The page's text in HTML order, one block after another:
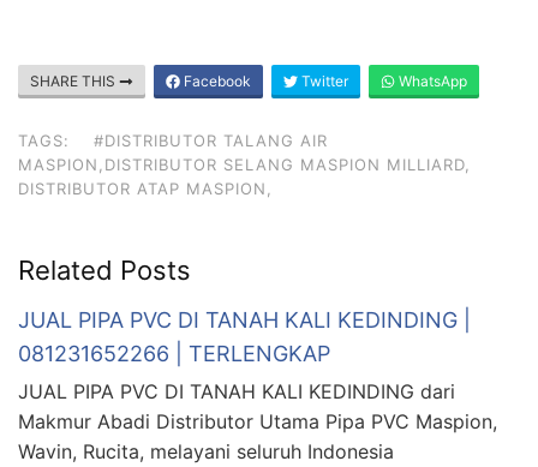
SHARE THIS Facebook Twitter WhatsApp
TAGS:
#DISTRIBUTOR TALANG AIR
MASPION,DISTRIBUTOR SELANG MASPION MILLIARD,
DISTRIBUTOR ATAP MASPION,
Related Posts
JUAL PIPA PVC DI TANAH KALI KEDINDING |
081231652266 | TERLENGKAP
JUAL PIPA PVC DI TANAH KALI KEDINDING dari
Makmur Abadi Distributor Utama Pipa PVC Maspion,
Wavin, Rucita, melayani seluruh Indonesia